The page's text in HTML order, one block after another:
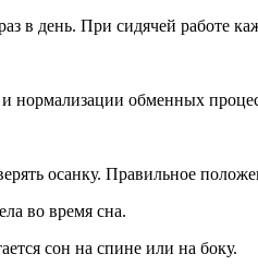
в день. При сидячей работе
нормализации обменных
осанку. Правильное
во время сна.
сон на спине или на боку.